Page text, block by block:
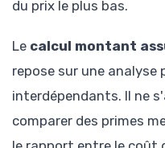
du prix le plus bas.
Le calcul montant
repose sur une
interdépendants. Il ne
comparer des primes